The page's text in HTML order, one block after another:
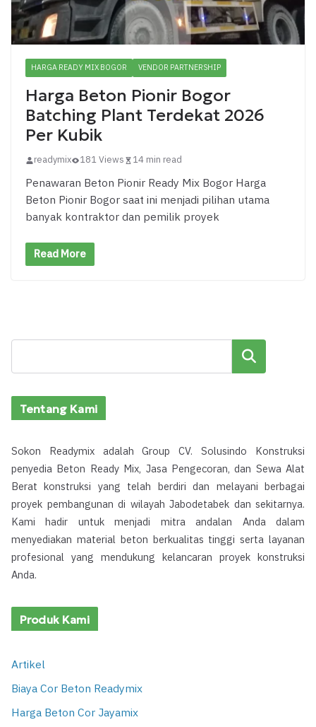
HARGA READY MIX BOGOR VENDOR PARTNERSHIP
Harga Beton Pionir Bogor
Batching Plant Terdekat 2026
Per Kubik
readymix 181 Views 14 min read
Penawaran Beton Pionir Ready Mix Bogor Harga
Beton Pionir Bogor saat ini menjadi pilihan utama
banyak kontraktor dan pemilik proyek
Read More
Cari
Tentang Kami
Sokon Readymix adalah Group CV. Solusindo Konstruksi
penyedia Beton Ready Mix, Jasa Pengecoran, dan Sewa Alat
Berat konstruksi yang telah berdiri dan melayani berbagai
proyek pembangunan di wilayah Jabodetabek dan sekitarnya.
Kami hadir untuk menjadi mitra andalan Anda dalam
menyediakan material beton berkualitas tinggi serta layanan
profesional yang mendukung kelancaran proyek konstruksi
Anda.
Produk Kami
Artikel
Biaya Cor Beton Readymix
Harga Beton Cor Jayamix